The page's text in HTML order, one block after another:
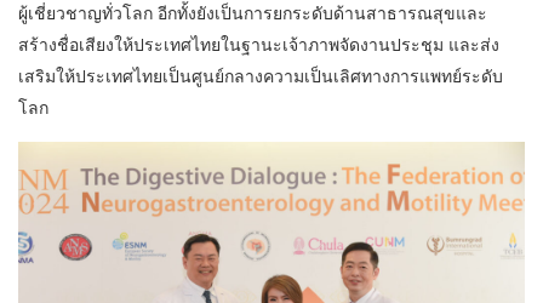
ผู้เชี่ยวชาญทั่วโลก อีกทั้งยังเป็นการยกระดับด้านสาธารณสุขและ
สร้างชื่อเสียงให้ประเทศไทยในฐานะเจ้าภาพจัดงานประชุม และส่ง
เสริมให้ประเทศไทยเป็นศูนย์กลางความเป็นเลิศทางการแพทย์ระดับ
โลก